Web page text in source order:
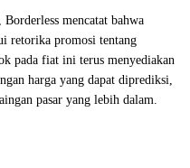
mencatat bahwa
retorika promosi tentang
pada fiat ini terus menyediakan
harga yang dapat diprediksi,
pasar yang lebih dalam.